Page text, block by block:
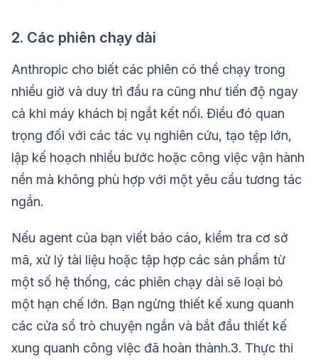
2. Các phiên chạy dài
Anthropic cho biết các phiên có thể chạy trong
nhiều giờ và duy trì đầu ra cũng như tiến độ ngay
cả khi máy khách bị ngắt kết nối. Điều đó quan
trọng đối với các tác vụ nghiên cứu, tạo tệp lớn,
lập kế hoạch nhiều bước hoặc công việc vận hành
nền mà không phù hợp với một yêu cầu tương tác
ngắn.
Nếu agent của bạn viết báo cáo, kiểm tra cơ sở
mã, xử lý tài liệu hoặc tập hợp các sản phẩm từ
một số hệ thống, các phiên chạy dài sẽ loại bỏ
một hạn chế lớn. Bạn ngừng thiết kế xung quanh
các cửa sổ trò chuyện ngắn và bắt đầu thiết kế
xung quanh công việc đã hoàn thành.3. Thực thi